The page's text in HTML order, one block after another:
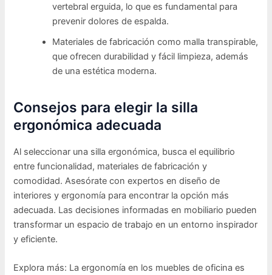
vertebral erguida, lo que es fundamental para
prevenir dolores de espalda.
Materiales de fabricación como malla transpirable,
que ofrecen durabilidad y fácil limpieza, además
de una estética moderna.
Consejos para elegir la silla
ergonómica adecuada
Al seleccionar una silla ergonómica, busca el equilibrio
entre funcionalidad, materiales de fabricación y
comodidad. Asesórate con expertos en diseño de
interiores y ergonomía para encontrar la opción más
adecuada. Las decisiones informadas en mobiliario pueden
transformar un espacio de trabajo en un entorno inspirador
y eficiente.
Explora más: La ergonomía en los muebles de oficina es